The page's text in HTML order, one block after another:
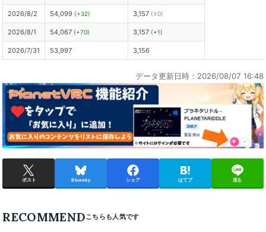
2026/8/2 54,099 (+32) 3,157 (±0)
2026/8/1 54,067 (+70) 3,157 (+1)
2026/7/31 53,997 3,156
データ更新日時：2026/08/07 16:48
ポスト Bluesky シェア はてブ 送る
RECOMMEND